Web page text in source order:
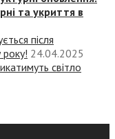
та укриття в
після
24.04.2025
світло